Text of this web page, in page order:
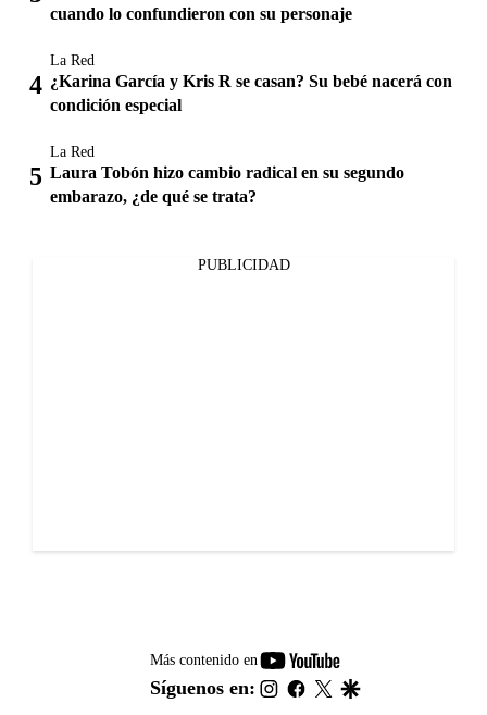
cuando lo confundieron con su personaje
La Red
¿Karina García y Kris R se casan? Su bebé nacerá con
condición especial
La Red
Laura Tobón hizo cambio radical en su segundo
embarazo, ¿de qué se trata?
PUBLICIDAD
Más contenido en
youtube-
footer
Síguenos en: instagram
facebook
twitter